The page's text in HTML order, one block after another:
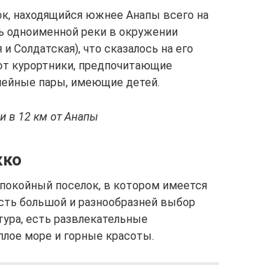
находящийся южнее Анапы всего на
одноименной реки в окружении
Солдатская), что сказалось на его
курортники, предпочитающие
пары, имеющие детей.
в 12 км от Анапы
поселок, в котором имеется
большой и разнообразней выбор
есть развлекательные
море и горные красоты.